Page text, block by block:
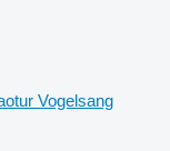
Vogelsang